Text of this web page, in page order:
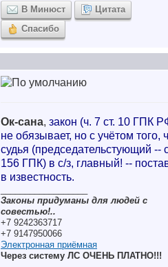
В Минюст
Цитата
Спасибо
Ок-сана, закон (ч. 7 ст. 10 ГПК
не обязывает, но с учётом того,
судья (председательстующий --
156 ГПК) в с/з, главный! --
в известность.
Законы придуманы для людей с
совестью!..
+7 9242363717
+7 9147950066
Электронная приёмная
Через систему ЛС ОЧЕНЬ ПЛАТНО!!!